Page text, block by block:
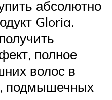
абсолютно
Gloria.
полное
волос в
подмышечных